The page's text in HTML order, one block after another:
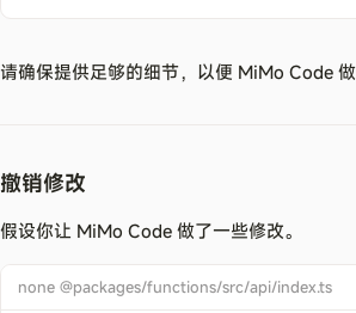
请确保提供足够的细节，以便 MiMo Code 做
撤销修改
假设你让 MiMo Code 做了一些修改。
none @packages/functions/src/api/index.ts